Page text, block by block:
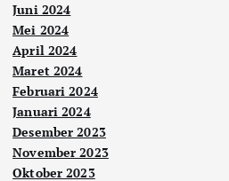
Juni 2024
Mei 2024
April 2024
Maret 2024
Februari 2024
Januari 2024
Desember 2023
November 2023
Oktober 2023